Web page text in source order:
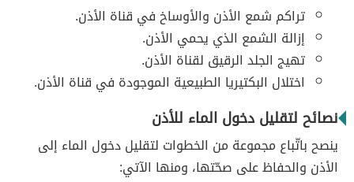
تراكم شمع الأذن والأوساخ في قناة الأذن.
إزالة الشمع الذي يحمي الأذن.
تهيج الجلد الرقيق لقناة الأذن.
اختلال البكتيريا الطبيعية الموجودة في قناة الأذن.
نصائح لتقليل دخول الماء للأذن
ينصح باتّباع مجموعة من الخطوات لتقليل دخول الماء إلى
الأذن والحفاظ على صحّتها، ومنها الآتي: